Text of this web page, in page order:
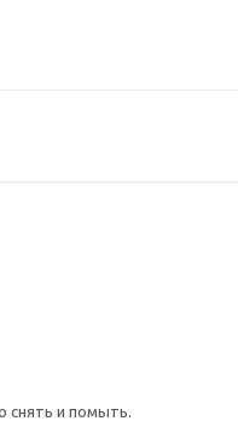
снять и помыть.